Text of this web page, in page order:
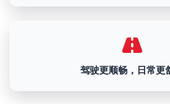
驾驶更顺畅，日常更